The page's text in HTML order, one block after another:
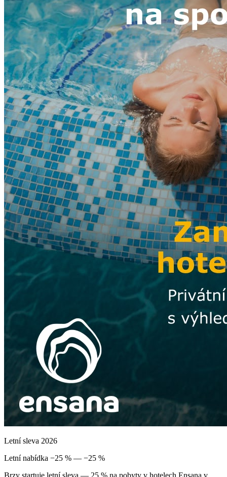
Letní sleva 2026
Letní nabídka −25 % — −25 %
Brzy startuje letní sleva — 25 % na pobyty v hotelech Ensana v